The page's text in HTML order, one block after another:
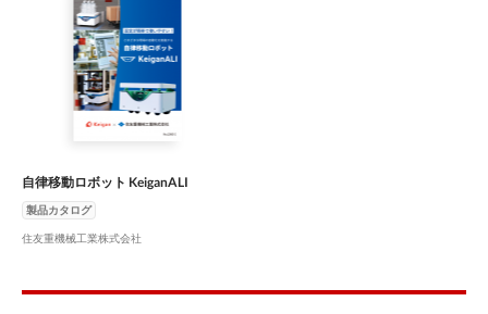
自律移動ロボット KeiganALI
製品カタログ
住友重機械工業株式会社